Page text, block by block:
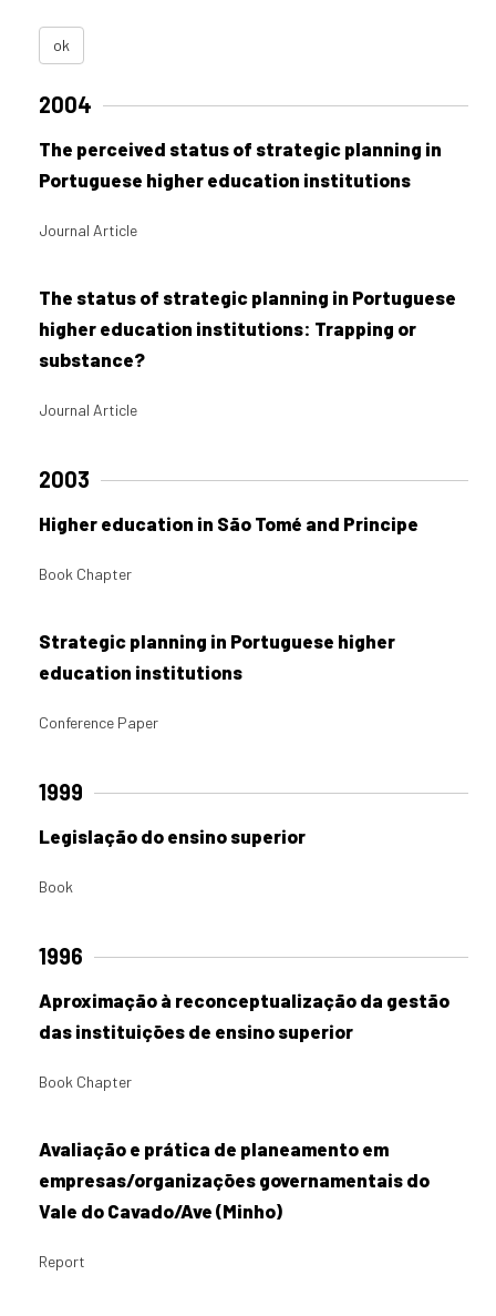
ok
2004
The perceived status of strategic planning in
Portuguese higher education institutions
Journal Article
The status of strategic planning in Portuguese
higher education institutions: Trapping or
substance?
Journal Article
2003
Higher education in São Tomé and Principe
Book Chapter
Strategic planning in Portuguese higher
education institutions
Conference Paper
1999
Legislação do ensino superior
Book
1996
Aproximação à reconceptualização da gestão
das instituições de ensino superior
Book Chapter
Avaliação e prática de planeamento em
empresas/organizações governamentais do
Vale do Cavado/Ave (Minho)
Report